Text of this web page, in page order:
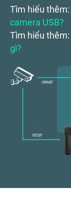
Tìm hiểu thêm:
camera USB?
Tìm hiểu thêm:
gì?